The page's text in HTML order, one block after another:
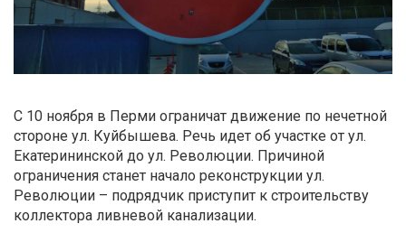
С 10 ноября в Перми ограничат движение по нечетной
стороне ул. Куйбышева. Речь идет об участке от ул.
Екатерининской до ул. Революции. Причиной
ограничения станет начало реконструкции ул.
Революции – подрядчик приступит к строительству
коллектора ливневой канализации.